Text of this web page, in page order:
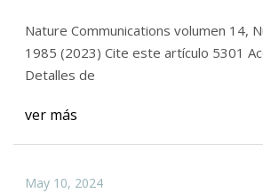
Nature Communications volumen 14,
1985 (2023) Cite este artículo 5301
Detalles de
ver más
May 10, 2024